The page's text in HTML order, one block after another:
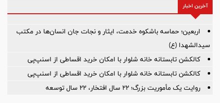
آخرین اخبار
اربعین؛ حماسه باشکوه خدمت، ایثار و نجات جان انسان‌ها در مکتب
سیدالشهدا (ع)
کالکشن تابستانه خانه شلوار با امکان خرید اقساطی از اسنپ‌پی
کالکشن تابستانه خانه شلوار با امکان خرید اقساطی از اسنپ‌پی
روایت یک مأموریت بزرگ؛ ۲۲ سال افتخار، ۲۲ سال توسعه